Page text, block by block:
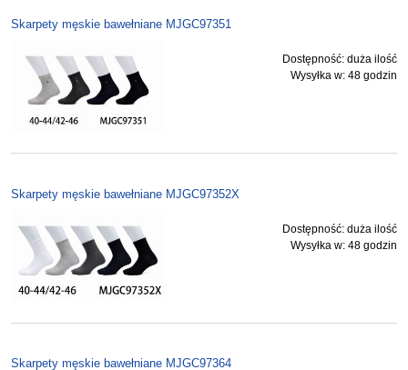
Skarpety męskie bawełniane MJGC97351
Dostępność: duża ilość
Wysyłka w: 48 godzin
Skarpety męskie bawełniane MJGC97352X
Dostępność: duża ilość
Wysyłka w: 48 godzin
Skarpety męskie bawełniane MJGC97364